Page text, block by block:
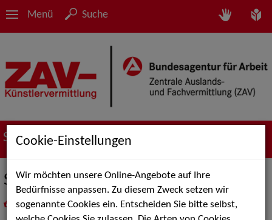
Menü Suche
Suche nach Künstler*innen
Samuel Sigg
als PDF speichern
inMeine Merklistelegen
Cookie-Einstellungen
Wir möchten unsere Online-Angebote auf Ihre
Bedürfnisse anpassen. Zu diesem Zweck setzen wir
sogenannte Cookies ein. Entscheiden Sie bitte selbst,